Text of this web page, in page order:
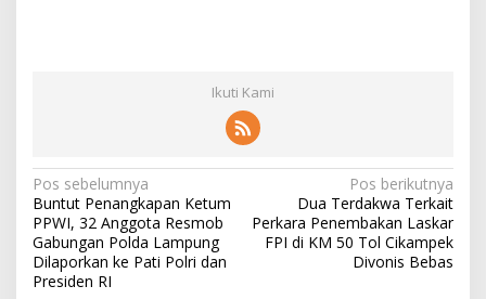
Ikuti Kami
N
a
v
i
Pos sebelumnya
Buntut Penangkapan Ketum
PPWI, 32 Anggota Resmob
Gabungan Polda Lampung
Dilaporkan ke Pati Polri dan
Presiden RI
Pos berikutnya
Dua Terdakwa Terkait
Perkara Penembakan Laskar
FPI di KM 50 Tol Cikampek
Divonis Bebas